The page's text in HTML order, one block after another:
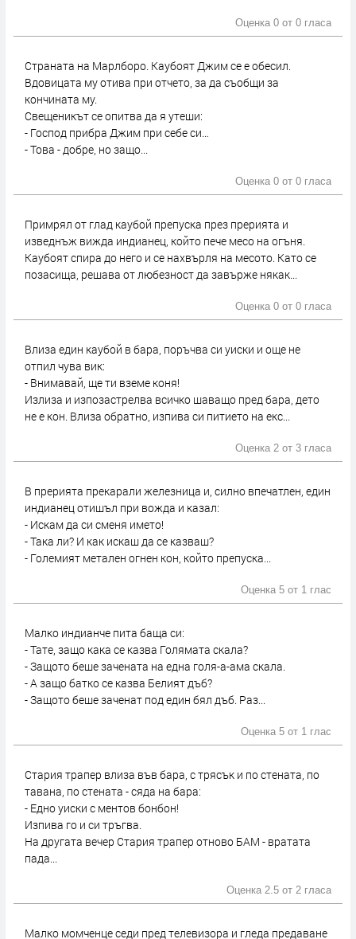
Оценка 0 от 0 гласа
Страната на Марлборо. Каубоят Джим се е обесил.
Вдовицата му отива при отчето, за да съобщи за
кончината му.
Свещеникът се опитва да я утеши:
- Господ прибра Джим при себе си…
- Това - добре, но защо...
Оценка 0 от 0 гласа
Примрял от глад каубой препуска през прерията и
изведнъж вижда индианец, който пече месо на огъня.
Каубоят спира до него и се нахвърля на месото. Като се
позасища, решава от любезност да завърже някак...
Оценка 0 от 0 гласа
Влиза един каубой в бара, поръчва си уиски и още не
отпил чува вик:
- Внимавай, ще ти вземе коня!
Излиза и изпозастрелва всичко шаващо пред бара, дето
не е кон. Влиза обратно, изпива си питието на екс...
Оценка 2 от 3 гласа
В прерията прекарали железница и, силно впечатлен, един
индианец отишъл при вожда и казал:
- Искам да си сменя името!
- Така ли? И как искаш да се казваш?
- Големият метален огнен кон, който препуска...
Оценка 5 от 1 глас
Малко индианче пита баща си:
- Тате, защо кака се казва Голямата скала?
- Защото беше зачената на една голя-а-ама скала.
- А защо батко се казва Белият дъб?
- Защото беше заченат под един бял дъб. Раз...
Оценка 5 от 1 глас
Стария трапер влиза във бара, с трясък и по стената, по
тавана, по стената - сяда на бара:
- Едно уиски с ментов бонбон!
Изпива го и си тръгва.
На другата вечер Стария трапер отново БАМ - вратата
пада...
Оценка 2.5 от 2 гласа
Малко момченце седи пред телевизора и гледа предаване